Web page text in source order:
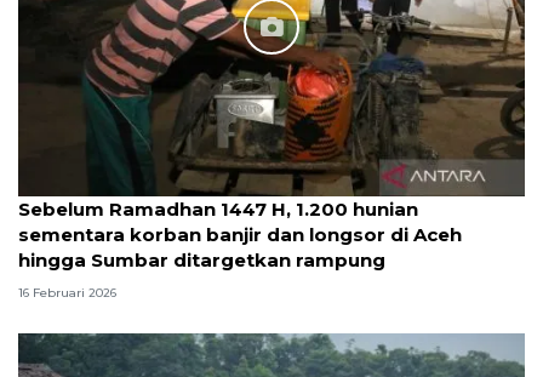
Sebelum Ramadhan 1447 H, 1.200 hunian
sementara korban banjir dan longsor di Aceh
hingga Sumbar ditargetkan rampung
16 Februari 2026